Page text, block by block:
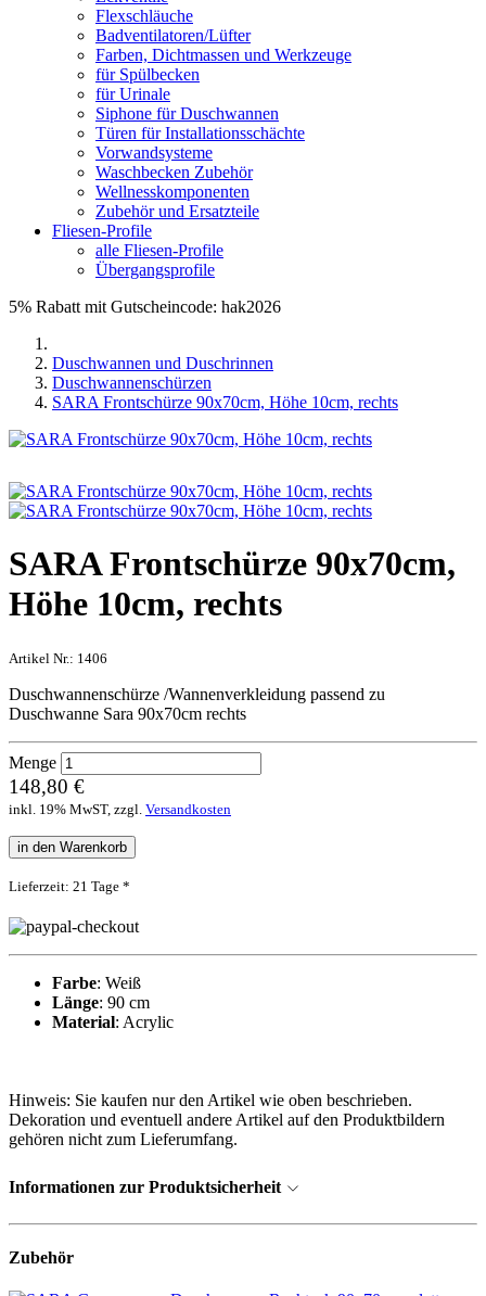
Flexschläuche
Badventilatoren/Lüfter
Farben, Dichtmassen und Werkzeuge
für Spülbecken
für Urinale
Siphone für Duschwannen
Türen für Installationsschächte
Vorwandsysteme
Waschbecken Zubehör
Wellnesskomponenten
Zubehör und Ersatzteile
Fliesen-Profile
alle Fliesen-Profile
Übergangsprofile
5% Rabatt mit Gutscheincode: hak2026
Duschwannen und Duschrinnen
Duschwannenschürzen
SARA Frontschürze 90x70cm, Höhe 10cm, rechts
SARA Frontschürze 90x70cm,
Höhe 10cm, rechts
Artikel Nr.: 1406
Duschwannenschürze /Wannenverkleidung passend zu
Duschwanne Sara 90x70cm rechts
Menge
148,80 €
inkl. 19% MwST, zzgl. Versandkosten
in den Warenkorb
Lieferzeit: 21 Tage *
Farbe: Weiß
Länge: 90 cm
Material: Acrylic
Hinweis: Sie kaufen nur den Artikel wie oben beschrieben.
Dekoration und eventuell andere Artikel auf den Produktbildern
gehören nicht zum Lieferumfang.
Informationen zur Produktsicherheit
Zubehör